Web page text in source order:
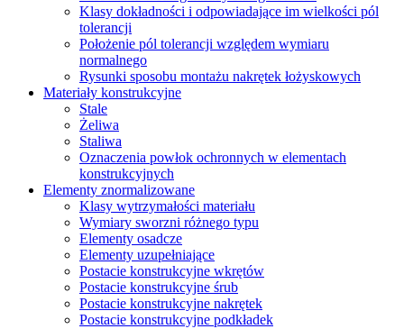
Klasy dokładności i odpowiadające im wielkości pól
tolerancji
Położenie pól tolerancji względem wymiaru
normalnego
Rysunki sposobu montażu nakrętek łożyskowych
Materiały konstrukcyjne
Stale
Żeliwa
Staliwa
Oznaczenia powłok ochronnych w elementach
konstrukcyjnych
Elementy znormalizowane
Klasy wytrzymałości materiału
Wymiary sworzni różnego typu
Elementy osadcze
Elementy uzupełniające
Postacie konstrukcyjne wkrętów
Postacie konstrukcyjne śrub
Postacie konstrukcyjne nakrętek
Postacie konstrukcyjne podkładek